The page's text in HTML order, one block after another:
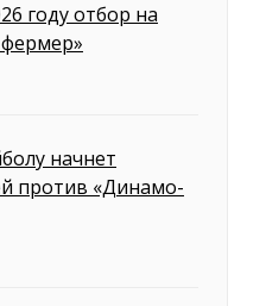
году отбор на
начнет
против «Динамо-